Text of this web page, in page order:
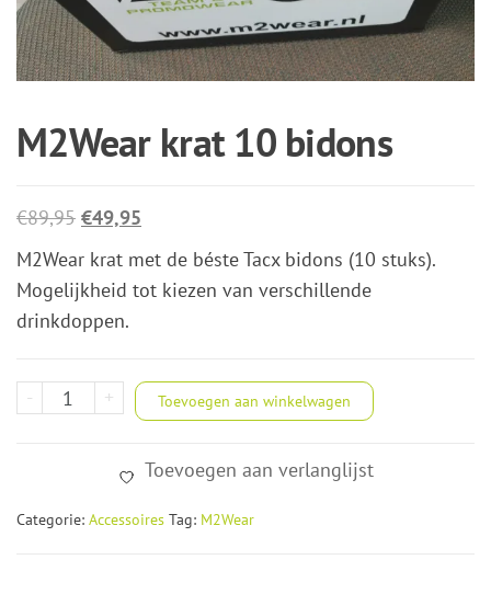
M2Wear krat 10 bidons
€89,95 Oorspronkelijke
prijs
was:
€49,95
prijs
M2Wear krat met de béste Tacx bidons (10 stuks).
Mogelijkheid tot kiezen van verschillende
drinkdoppen.
-
M2Wear
aantal
+ Toevoegen aan winkelwagen
Toevoegen aan verlanglijst
Categorie: Accessoires Tag: M2Wear